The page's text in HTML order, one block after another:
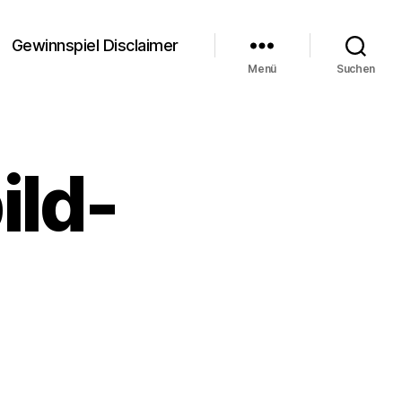
Gewinnspiel Disclaimer
Menü Suchen